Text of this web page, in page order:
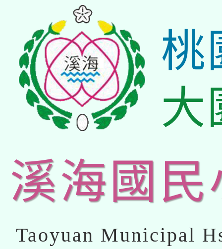
桃
大
溪海國民
Taoyuan Municipal